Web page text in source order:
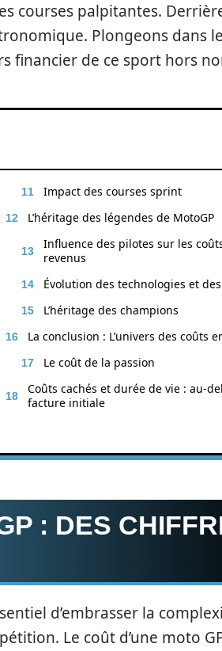
courses palpitantes.
Plongeons dans
financier de ce sport hors
Impact des courses sprint
L’héritage des légendes de MotoGP
Influence des pilotes sur les
revenus
Évolution des technologies et
L’héritage des champions
La conclusion : L’univers des coûts
Le coût de la passion
Coûts cachés et durée de vie : au-
facture initiale
: DES
d’embrasser la
Le coût d’une moto